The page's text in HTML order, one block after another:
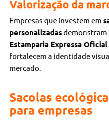
Valorização da
Empresas que investem em
personalizadasdemonstram
Estamparia Expressa Oficial
fortalecem a identidade
mercado.
Sacolas
para empresas